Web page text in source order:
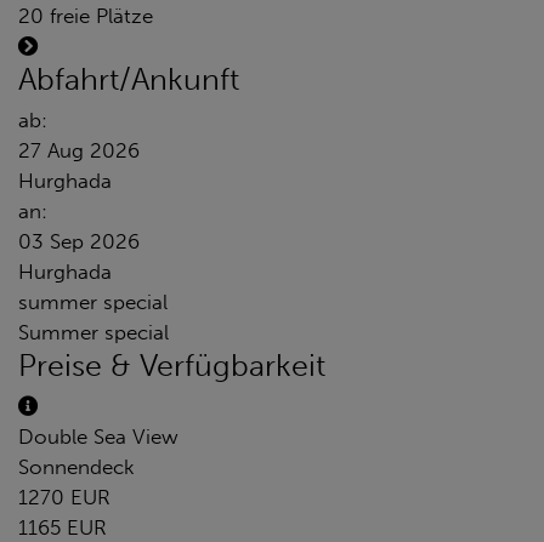
20 freie Plätze
Abfahrt/Ankunft
ab:
27 Aug 2026
Hurghada
an:
03 Sep 2026
Hurghada
summer special
Summer special
Preise & Verfügbarkeit
Double Sea View
Sonnendeck
1270 EUR
1165 EUR